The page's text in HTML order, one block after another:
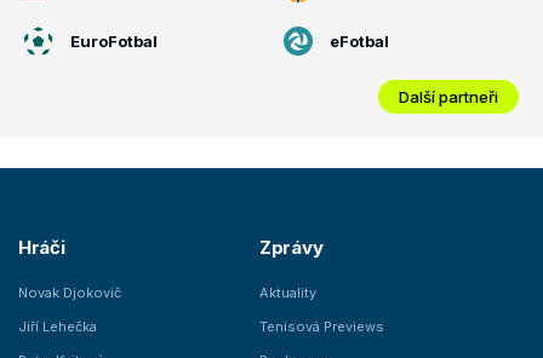
EuroFotbal eFotbal
Další partneři
Hráči
Novak Djokovič
Jiří Lehečka
Zprávy
Aktuality
Tenisová Previews